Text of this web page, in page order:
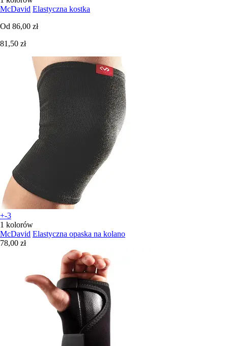
McDavid Elastyczna kostka
Od 86,00 zł
81,50 zł
+-3
1 kolorów
McDavid Elastyczna opaska na kolano
78,00 zł